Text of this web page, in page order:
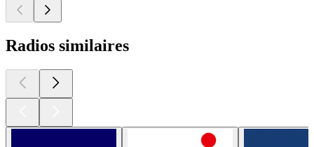
Radios similaires